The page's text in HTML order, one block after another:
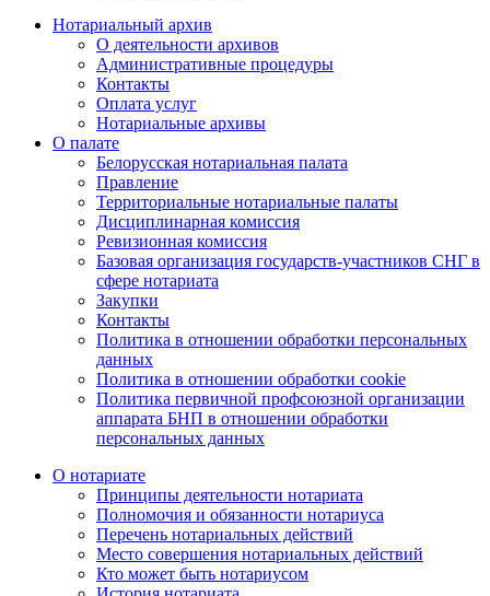
Нотариальный архив
О деятельности архивов
Административные процедуры
Контакты
Оплата услуг
Нотариальные архивы
О палате
Белорусская нотариальная палата
Правление
Территориальные нотариальные палаты
Дисциплинарная комиссия
Ревизионная комиссия
Базовая организация государств-участников СНГ в
сфере нотариата
Закупки
Контакты
Политика в отношении обработки персональных
данных
Политика в отношении обработки cookie
Политика первичной профсоюзной организации
аппарата БНП в отношении обработки
персональных данных
О нотариате
Принципы деятельности нотариата
Полномочия и обязанности нотариуса
Перечень нотариальных действий
Место совершения нотариальных действий
Кто может быть нотариусом